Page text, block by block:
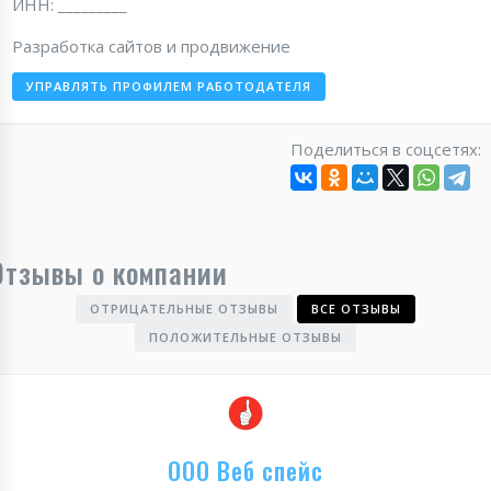
ИНН: _________
Разработка сайтов и продвижение
УПРАВЛЯТЬ ПРОФИЛЕМ РАБОТОДАТЕЛЯ
Поделиться в соцсетях:
о компании
ОТРИЦАТЕЛЬНЫЕ ОТЗЫВЫ
ВСЕ ОТЗЫВЫ
ПОЛОЖИТЕЛЬНЫЕ ОТЗЫВЫ
ООО Веб спейс